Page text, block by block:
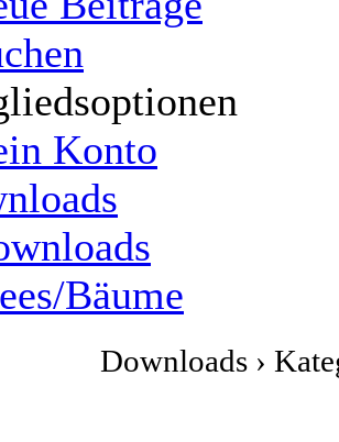
Konto
Bäume
Downloads ›